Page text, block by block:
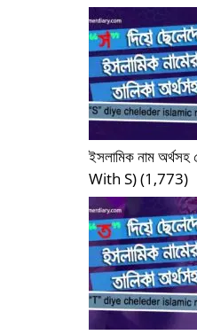
ইসলামিক নাম
With S)(1,773)